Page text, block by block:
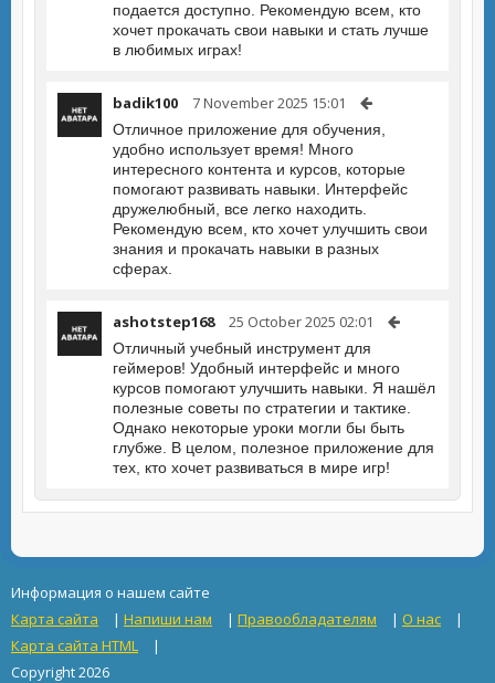
подается доступно. Рекомендую всем, кто
хочет прокачать свои навыки и стать лучше
в любимых играх!
badik100 7 November 2025 15:01
Отличное приложение для обучения,
удобно использует время! Много
интересного контента и курсов, которые
помогают развивать навыки. Интерфейс
дружелюбный, все легко находить.
Рекомендую всем, кто хочет улучшить свои
знания и прокачать навыки в разных
сферах.
ashotstep168 25 October 2025 02:01
Отличный учебный инструмент для
геймеров! Удобный интерфейс и много
курсов помогают улучшить навыки. Я нашёл
полезные советы по стратегии и тактике.
Однако некоторые уроки могли бы быть
глубже. В целом, полезное приложение для
тех, кто хочет развиваться в мире игр!
Информация о нашем сайте
Карта сайта
| Напиши нам | Правообладателям | О нас
|
Карта сайта HTML
|
Copyright 2026